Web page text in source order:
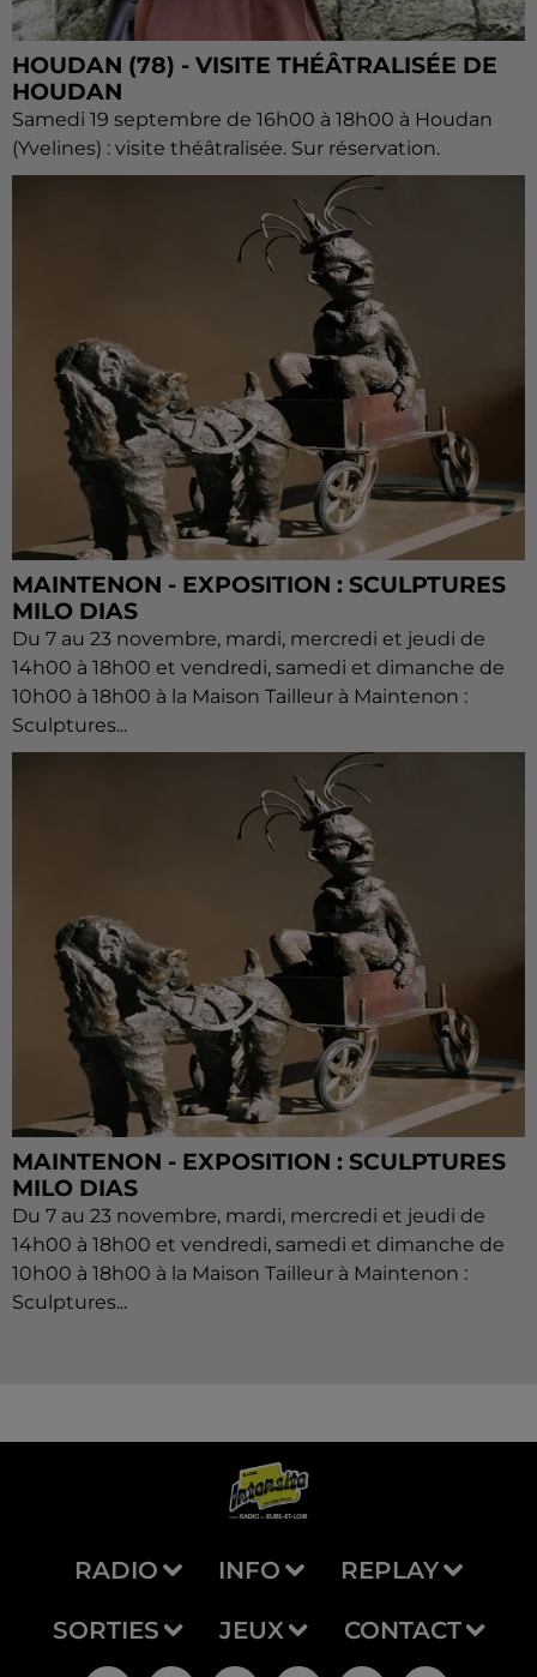
HOUDAN (78) - VISITE THÉÂTRALISÉE DE
HOUDAN
Samedi 19 septembre de 16h00 à 18h00 à Houdan
(Yvelines) : visite théâtralisée. Sur réservation.
MAINTENON - EXPOSITION : SCULPTURES
MILO DIAS
Du 7 au 23 novembre, mardi, mercredi et jeudi de
14h00 à 18h00 et vendredi, samedi et dimanche de
10h00 à 18h00 à la Maison Tailleur à Maintenon :
Sculptures...
MAINTENON - EXPOSITION : SCULPTURES
MILO DIAS
Du 7 au 23 novembre, mardi, mercredi et jeudi de
14h00 à 18h00 et vendredi, samedi et dimanche de
10h00 à 18h00 à la Maison Tailleur à Maintenon :
Sculptures...
RADIO INFO REPLAY
SORTIES JEUX CONTACT